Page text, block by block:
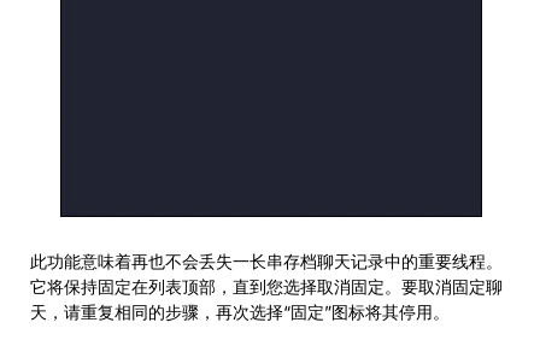
此功能意味着再也不会丢失一长串存档聊天记录中的重要线程。
它将保持固定在列表顶部，直到您选择取消固定。要取消固定聊
天，请重复相同的步骤，再次选择“固定”图标将其停用。